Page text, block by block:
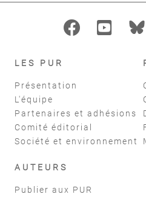
LES PUR
Présentation
L'équipe
Partenaires et adhésions
Comité éditorial
Société et environnement
AUTEURS
Publier aux PUR